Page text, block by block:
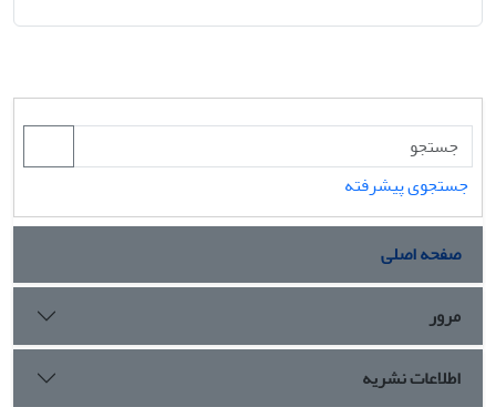
جستجوی پیشرفته
صفحه اصلی
مرور
اطلاعات نشریه